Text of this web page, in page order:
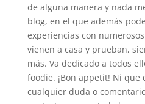
de alguna manera y nada
blog, en el que además
experiencias con
vienen a casa y prueban,
más. Va dedicado a todos
foodie. ¡Bon appetit! Ni que
cualquier duda o